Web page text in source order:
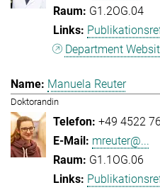
G1.2OG.04
Department
Manuela Reuter
Doktorandin
+49 4522
mreuter@...
G1.1OG.06